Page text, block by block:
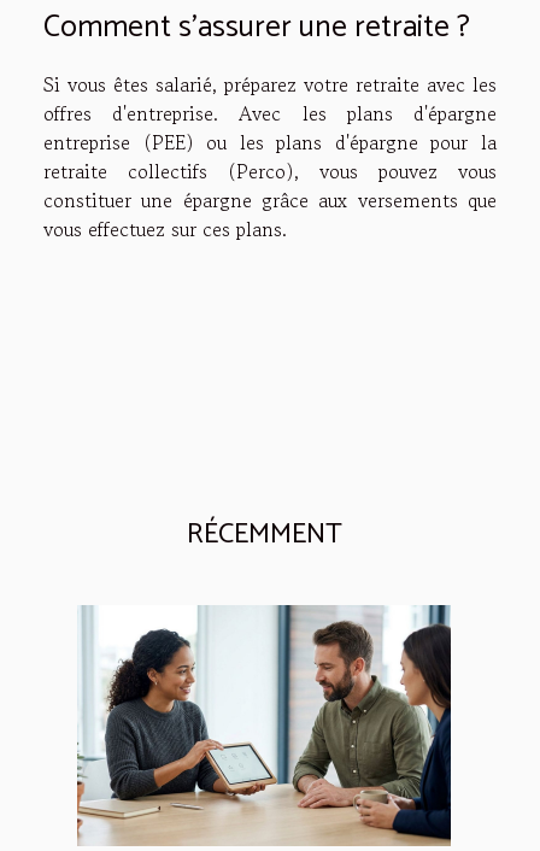
Comment s'assurer une retraite ?
Si vous êtes salarié, préparez votre retraite avec les
offres d'entreprise. Avec les plans d'épargne
entreprise (PEE) ou les plans d'épargne pour la
retraite collectifs (Perco), vous pouvez vous
constituer une épargne grâce aux versements que
vous effectuez sur ces plans.
RÉCEMMENT